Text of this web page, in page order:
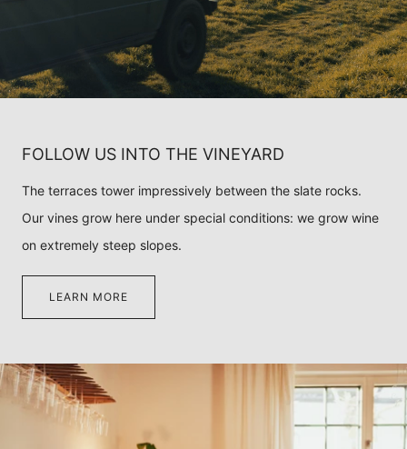
FOLLOW US INTO THE VINEYARD
The terraces tower impressively between the slate rocks.
Our vines grow here under special conditions: we grow wine
on extremely steep slopes.
LEARN MORE